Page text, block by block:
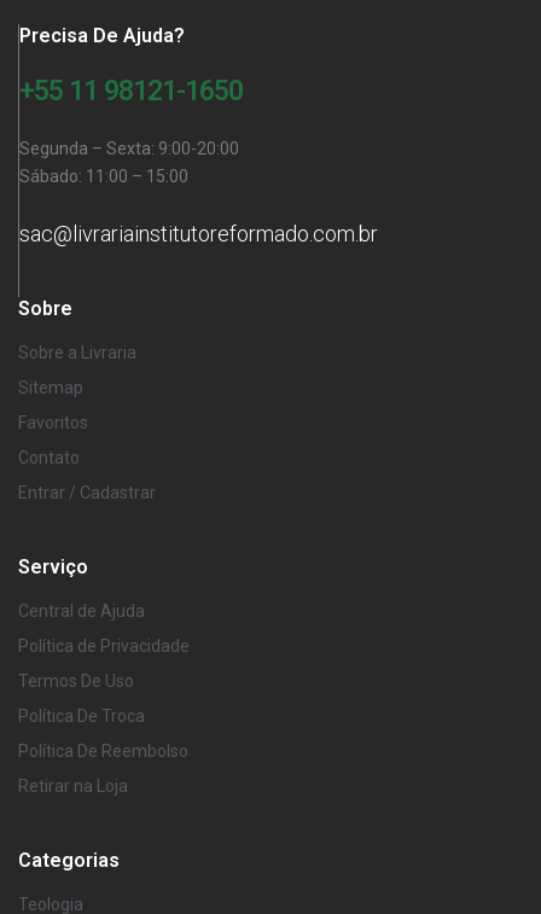
Precisa De Ajuda?
+55 11 98121-1650
Segunda – Sexta: 9:00-20:00
Sábado: 11:00 – 15:00
sac@livrariainstitutoreformado.com.br
Sobre
Sobre a Livraria
Sitemap
Favoritos
Contato
Entrar / Cadastrar
Serviço
Central de Ajuda
Política de Privacidade
Termos De Uso
Política De Troca
Política De Reembolso
Retirar na Loja
Categorias
Teologia